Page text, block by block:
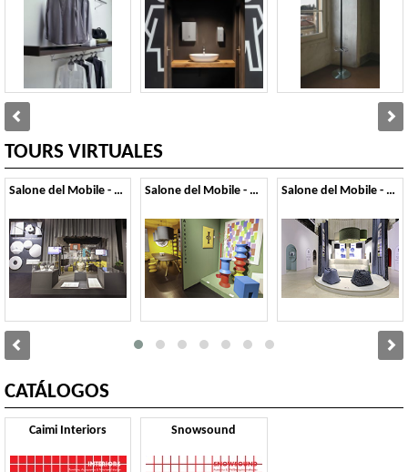
TOURS VIRTUALES
Salone del Mobile - 2026 Salone del Mobile - 2025 Salone del Mobile - 2024
CATÁLOGOS
Caimi Interiors Snowsound